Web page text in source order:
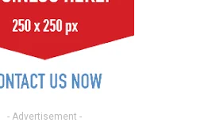
- Advertisement -